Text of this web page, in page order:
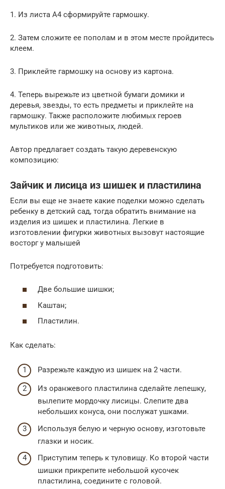
1. Из листа А4 сформируйте гармошку.
2. Затем сложите ее пополам и в этом месте пройдитесь
клеем.
3. Приклейте гармошку на основу из картона.
4. Теперь вырежьте из цветной бумаги домики и
деревья, звезды, то есть предметы и приклейте на
гармошку. Также расположите любимых героев
мультиков или же животных, людей.
Автор предлагает создать такую деревенскую
композицию:
Зайчик и лисица из шишек и пластилина
Если вы еще не знаете какие поделки можно сделать
ребенку в детский сад, тогда обратить внимание на
изделия из шишек и пластилина. Легкие в
изготовлении фигурки животных вызовут настоящие
восторг у малышей
Потребуется подготовить:
Две большие шишки;
Каштан;
Пластилин.
Как сделать:
Разрежьте каждую из шишек на 2 части.
Из оранжевого пластилина сделайте лепешку,
вылепите мордочку лисицы. Слепите два
небольших конуса, они послужат ушками.
Используя белую и черную основу, изготовьте
глазки и носик.
Приступим теперь к туловищу. Ко второй части
шишки прикрепите небольшой кусочек
пластилина, соедините с головой.